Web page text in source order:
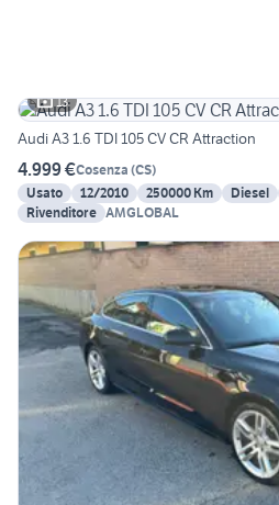
13
Audi A3 1.6 TDI 105 CV CR Attraction
4.999 €Cosenza (CS)
Usato
12/2010 250000 Km Diesel
Rivenditore AMGLOBAL